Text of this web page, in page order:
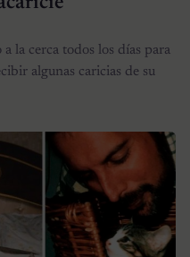
la cerca todos los días para
algunas caricias de su